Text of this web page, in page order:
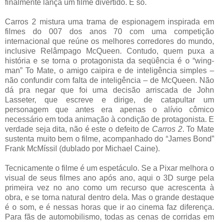
finalmente lança um filme divertido. E só.
Carros 2 mistura uma trama de espionagem inspirada em
filmes do 007 dos anos 70 com uma competição
internacional que reúne os melhores corredores do mundo,
inclusive Relâmpago McQueen. Contudo, quem puxa a
história e se torna o protagonista da seqüência é o “wing-
man” To Mate, o amigo caipira e de inteligência simples –
não confundir com falta de inteligência – de McQueen. Não
dá pra negar que foi uma decisão arriscada de John
Lasseter, que escreve e dirige, de catapultar um
personagem que antes era apenas o alívio cômico
necessário em toda animação à condição de protagonista. E
verdade seja dita, não é este o defeito de Carros 2. To Mate
sustenta muito bem o filme, acompanhado do “James Bond”
Frank McMíssil (dublado por Michael Caine).
Tecnicamente o filme é um espetáculo. Se a Pixar melhora o
visual de seus filmes ano após ano, aqui o 3D surge pela
primeira vez no ano como um recurso que acrescenta à
obra, e se torna natural dentro dela. Mas o grande destaque
é o som, e é nessas horas que ir ao cinema faz diferença.
Para fãs de automobilismo, todas as cenas de corridas em